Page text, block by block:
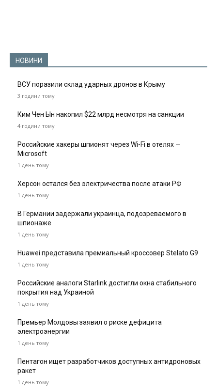
НОВИНИ
ВСУ поразили склад ударных дронов в Крыму
3 години тому
Ким Чен Ын накопил $22 млрд несмотря на санкции
4 години тому
Российские хакеры шпионят через Wi-Fi в отелях —
Microsoft
1 день тому
Херсон остался без электричества после атаки РФ
1 день тому
В Германии задержали украинца, подозреваемого в
шпионаже
1 день тому
Huawei представила премиальный кроссовер Stelato G9
1 день тому
Российские аналоги Starlink достигли окна стабильного
покрытия над Украиной
1 день тому
Премьер Молдовы заявил о риске дефицита
электроэнергии
1 день тому
Пентагон ищет разработчиков доступных антидроновых
ракет
1 день тому